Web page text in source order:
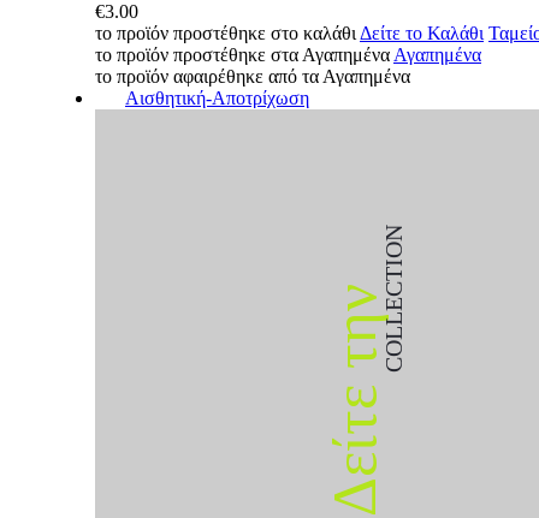
€3.00
το προϊόν προστέθηκε στο καλάθι Δείτε το Καλάθι
το προϊόν προστέθηκε στα Αγαπημένα Αγαπημένα
το προϊόν αφαιρέθηκε από τα Αγαπημένα
Αισθητική-Αποτρίχωση
Δείτε τηνCOLLECTION